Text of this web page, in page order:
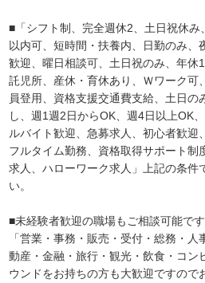
■「シフト制、完全週休2、土日祝休
以内可、短時間・扶養内、日勤のみ、
歓迎、曜日相談可、土日祝のみ、年休
託児所、産休・育休あり、Ｗワーク可
員登用、資格支援交通費支給、土日の
し、週1週2日からOK、週4日以上OK
ルバイト歓迎、急募求人、初心者歓迎
フルタイム勤務、資格取得サポート制
求人、ハローワーク求人」上記の条件
い。
■未経験者歓迎の職場もご相談可能です
「営業・事務・販売・受付・総務・
動産・金融・旅行・観光・飲食・コン
ウンドをお持ちの方も大歓迎ですので